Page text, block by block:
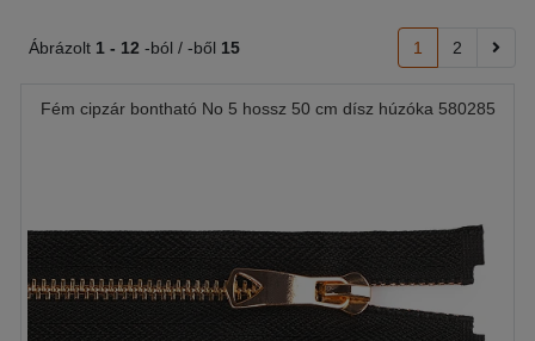
Ábrázolt 1 - 12 -ból / -ből 15 1 2
Fém cipzár bontható No 5 hossz 50 cm dísz húzóka 580285